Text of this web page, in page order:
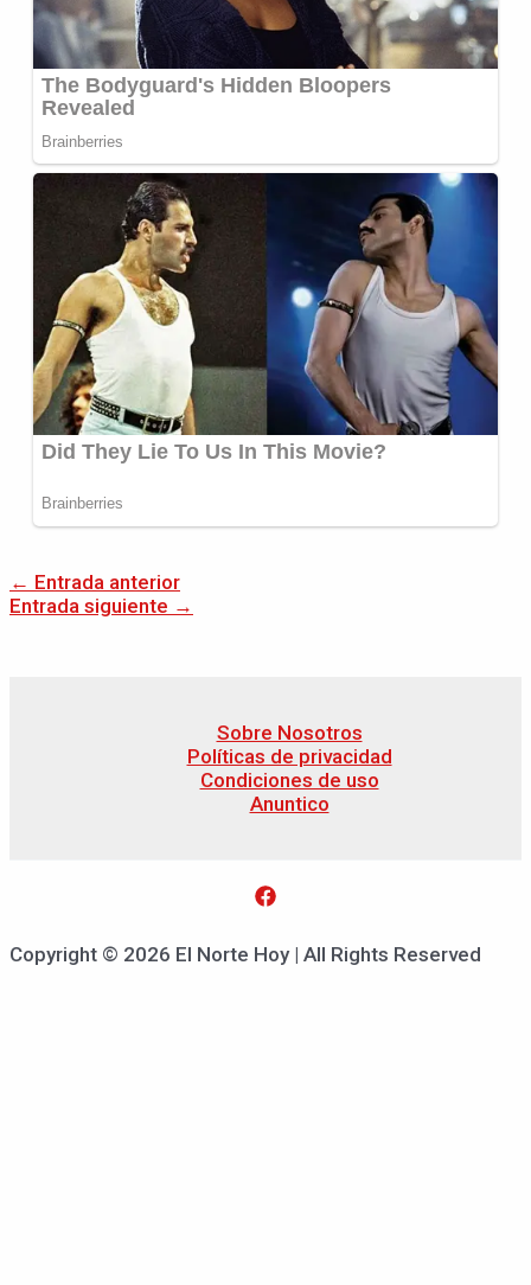
← Entrada anterior
Entrada siguiente →
Sobre Nosotros
Políticas de privacidad
Condiciones de uso
Anuntico
Copyright © 2026 El Norte Hoy | All Rights Reserved